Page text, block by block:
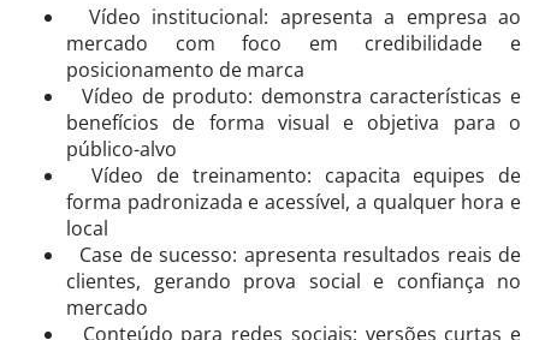
Vídeo institucional: apresenta a empresa ao
mercado com foco em credibilidade e
posicionamento de marca
Vídeo de produto: demonstra características e
benefícios de forma visual e objetiva para o
público-alvo
Vídeo de treinamento: capacita equipes de
forma padronizada e acessível, a qualquer hora e
local
Case de sucesso: apresenta resultados reais de
clientes, gerando prova social e confiança no
mercado
Conteúdo para redes sociais: versões curtas e